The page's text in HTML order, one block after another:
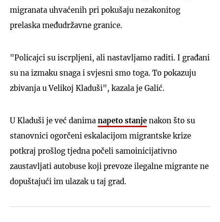
migranata uhvaćenih pri pokušaju nezakonitog
prelaska međudržavne granice.
"Policajci su iscrpljeni, ali nastavljamo raditi. I građani
su na izmaku snaga i svjesni smo toga. To pokazuju
zbivanja u Velikoj Kladuši", kazala je Galić.
U Kladuši je već danima napeto stanje nakon što su
stanovnici ogorčeni eskalacijom migrantske krize
potkraj prošlog tjedna počeli samoinicijativno
zaustavljati autobuse koji prevoze ilegalne migrante ne
dopuštajući im ulazak u taj grad.